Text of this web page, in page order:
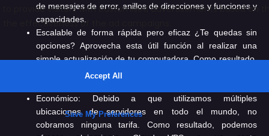
de mensajes de error, anillos de direcciones y funciones y
capacidades.
Escalable de forma rápida pero eficaz¿Te quedas sin
opciones? Aprovecha esta útil función al realizar una
simple actualización de tu computadora. Como resultado,
un VPS en la nube es ideal para expandir tu negocio
Económico: Debido a que utilizamos múltiples
ubicaciones de servidores en todo el mundo, no
cobramos ninguna tarifa. Como resultado, podemos